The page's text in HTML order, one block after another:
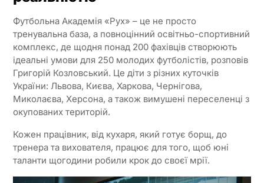
Футбольна Академія «Рух» – це не просто
тренувальна база, а повноцінний освітньо-спортивний
комплекс, де щодня понад 200 фахівців створюють
ідеальні умови для 250 молодих футболістів, розповів
Григорій Козловський. Це діти з різних куточків
України: Львова, Києва, Харкова, Чернігова,
Миколаєва, Херсона, а також вимушені переселенці з
окупованих територій.
Кожен працівник, від кухаря, який готує борщ, до
тренера та вихователя, працює для того, щоб юні
таланти щогодини робили крок до своєї мрії.